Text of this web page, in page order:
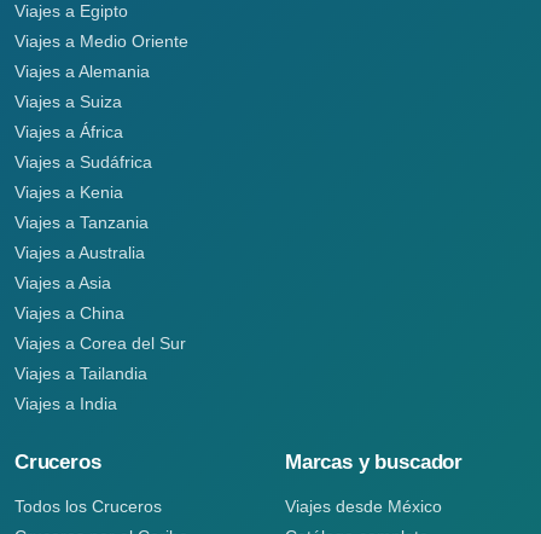
Viajes a Egipto
Viajes a Medio Oriente
Viajes a Alemania
Viajes a Suiza
Viajes a África
Viajes a Sudáfrica
Viajes a Kenia
Viajes a Tanzania
Viajes a Australia
Viajes a Asia
Viajes a China
Viajes a Corea del Sur
Viajes a Tailandia
Viajes a India
Cruceros
Todos los Cruceros
Marcas y buscador
Viajes desde México